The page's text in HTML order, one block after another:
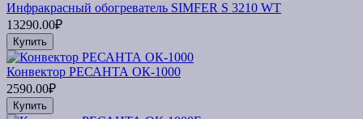
Инфракрасный обогреватель SIMFER S 3210 WT
13290.00₽
Купить
Конвектор РЕСАНТА ОК-1000
2590.00₽
Купить